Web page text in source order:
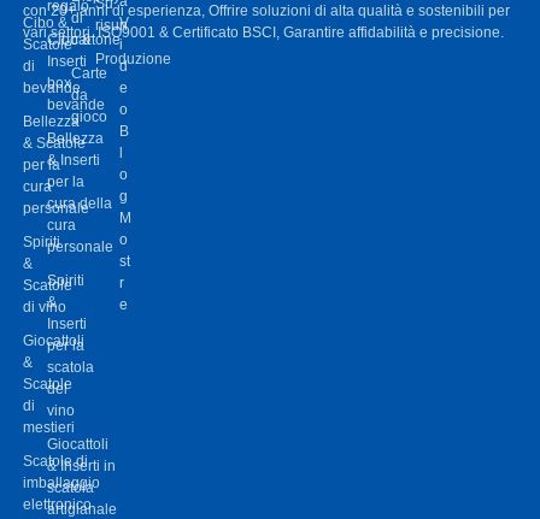
Cibo &
Scatole
di
bevande
Bellezza
& Scatole
per la
cura
personale
Spiriti
&
Scatole
di vino
Giocattoli
&
Scatole
di
mestieri
Scatole di
imballaggio
elettronico
regalo
Cibo &
Inserti
box
bevande
Bellezza
& Inserti
per la
cura della
cura
personale
Spiriti
&
Inserti
per la
scatola
del
vino
Giocattoli
& Inserti in
scatola
artigianale
di
cartone
Carte
da
gioco
risun
Produzione
V
i
d
e
o
B
l
o
g
M
o
st
r
e
con 20+ anni di esperienza, Offrire soluzioni di alta qualità e sostenibili per
vari settori. ISO9001 & Certificato BSCI, Garantire affidabilità e precisione.